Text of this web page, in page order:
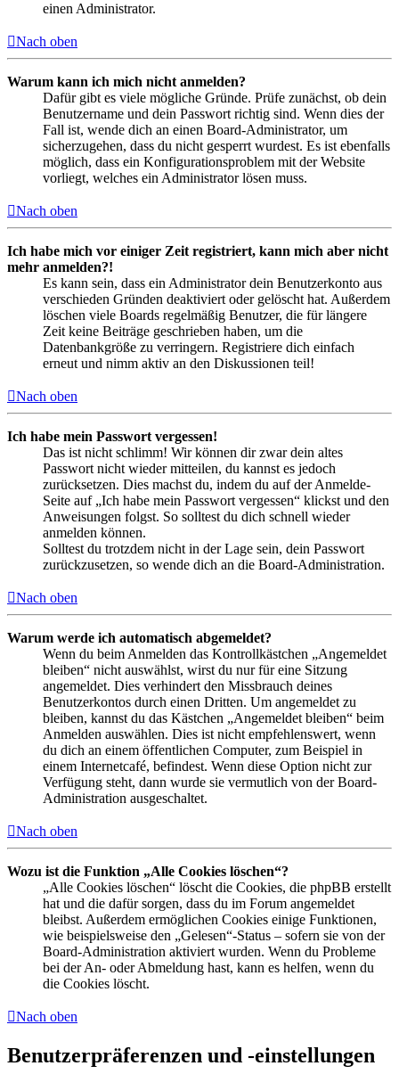
einen Administrator.
Nach oben
Warum kann ich mich nicht anmelden?
Dafür gibt es viele mögliche Gründe. Prüfe zunächst, ob dein
Benutzername und dein Passwort richtig sind. Wenn dies der
Fall ist, wende dich an einen Board-Administrator, um
sicherzugehen, dass du nicht gesperrt wurdest. Es ist ebenfalls
möglich, dass ein Konfigurationsproblem mit der Website
vorliegt, welches ein Administrator lösen muss.
Nach oben
Ich habe mich vor einiger Zeit registriert, kann mich aber nicht
mehr anmelden?!
Es kann sein, dass ein Administrator dein Benutzerkonto aus
verschieden Gründen deaktiviert oder gelöscht hat. Außerdem
löschen viele Boards regelmäßig Benutzer, die für längere
Zeit keine Beiträge geschrieben haben, um die
Datenbankgröße zu verringern. Registriere dich einfach
erneut und nimm aktiv an den Diskussionen teil!
Nach oben
Ich habe mein Passwort vergessen!
Das ist nicht schlimm! Wir können dir zwar dein altes
Passwort nicht wieder mitteilen, du kannst es jedoch
zurücksetzen. Dies machst du, indem du auf der Anmelde-
Seite auf „Ich habe mein Passwort vergessen“ klickst und den
Anweisungen folgst. So solltest du dich schnell wieder
anmelden können.
Solltest du trotzdem nicht in der Lage sein, dein Passwort
zurückzusetzen, so wende dich an die Board-Administration.
Nach oben
Warum werde ich automatisch abgemeldet?
Wenn du beim Anmelden das Kontrollkästchen „Angemeldet
bleiben“ nicht auswählst, wirst du nur für eine Sitzung
angemeldet. Dies verhindert den Missbrauch deines
Benutzerkontos durch einen Dritten. Um angemeldet zu
bleiben, kannst du das Kästchen „Angemeldet bleiben“ beim
Anmelden auswählen. Dies ist nicht empfehlenswert, wenn
du dich an einem öffentlichen Computer, zum Beispiel in
einem Internetcafé, befindest. Wenn diese Option nicht zur
Verfügung steht, dann wurde sie vermutlich von der Board-
Administration ausgeschaltet.
Nach oben
Wozu ist die Funktion „Alle Cookies löschen“?
„Alle Cookies löschen“ löscht die Cookies, die phpBB erstellt
hat und die dafür sorgen, dass du im Forum angemeldet
bleibst. Außerdem ermöglichen Cookies einige Funktionen,
wie beispielsweise den „Gelesen“-Status – sofern sie von der
Board-Administration aktiviert wurden. Wenn du Probleme
bei der An- oder Abmeldung hast, kann es helfen, wenn du
die Cookies löscht.
Nach oben
Benutzerpräferenzen und -einstellungen